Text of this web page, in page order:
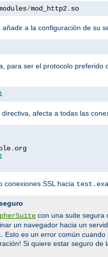
/mod_http2. so
a la configuración de su
para ser el protocolo
afecta a todas las
. org
conexiones SSL hacia
con una suite segura
un navegador hacia un
Esto es un error común
Si quiere estar seguro